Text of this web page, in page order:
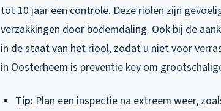
tot 10 jaar een controle. Deze riolen zijn
verzakkingen door bodemdaling. Ook bij de
in de staat van het riool, zodat u niet voor
in Oosterheem is preventie key om
Tip: Plan een inspectie na extreem weer,